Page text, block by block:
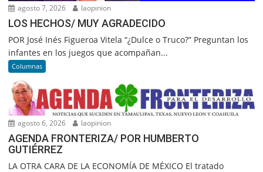
agosto 7, 2026 laopinion
LOS HECHOS/ MUY AGRADECIDO
POR José Inés Figueroa Vitela “¿Dulce o Truco?” Preguntan los
infantes en los juegos que acompañan...
Columnas
agosto 6, 2026 laopinion
AGENDA FRONTERIZA/ POR HUMBERTO
GUTIÉRREZ
LA OTRA CARA DE LA ECONOMÍA DE MÉXICO El tratado